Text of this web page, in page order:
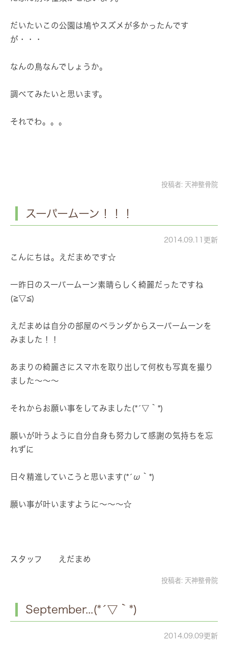
だいたいこの公園は鳩やスズメが多かったんです
が・・・
なんの鳥なんでしょうか。
調べてみたいと思います。
それでわ。。。
投稿者: 天神整骨院
スーパームーン！！！
2014.09.11更新
こんにちは。えだまめです☆
一昨日のスーパームーン素晴らしく綺麗だったですね
(≧▽≦)
えだまめは自分の部屋のベランダからスーパームーンを
みました！！
あまりの綺麗さにスマホを取り出して何枚も写真を撮り
ました～～～
それからお願い事をしてみました(*´▽｀*)
願いが叶うように自分自身も努力して感謝の気持ちを忘
れずに
日々精進していこうと思います(*´ω｀*)
願い事が叶いますように～～～☆
スタッフ えだまめ
投稿者: 天神整骨院
September...(*´▽｀*)
2014.09.09更新